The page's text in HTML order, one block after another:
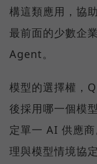
構這類應用，協
最前面的少數企
Agent。
模型的選擇權，
後採用哪一個模
定單一 AI 供應
理與模型情境協